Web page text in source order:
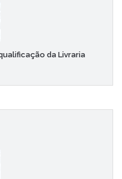
da Livraria